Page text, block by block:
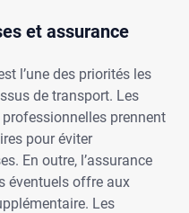
et assurance
l’une des priorités les
de transport. Les
professionnelles prennent
pour éviter
En outre, l’assurance
éventuels offre aux
Les